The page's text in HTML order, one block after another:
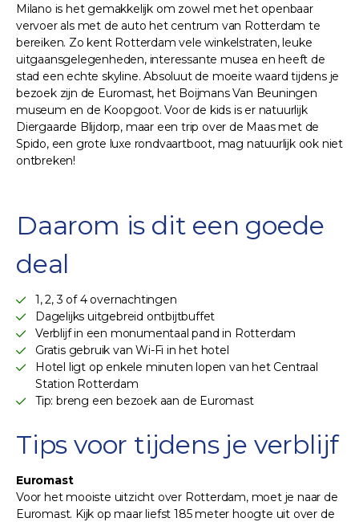
Milano is het gemakkelijk om zowel met het openbaar
vervoer als met de auto het centrum van Rotterdam te
bereiken. Zo kent Rotterdam vele winkelstraten, leuke
uitgaansgelegenheden, interessante musea en heeft de
stad een echte skyline. Absoluut de moeite waard tijdens je
bezoek zijn de Euromast, het Boijmans Van Beuningen
museum en de Koopgoot. Voor de kids is er natuurlijk
Diergaarde Blijdorp, maar een trip over de Maas met de
Spido, een grote luxe rondvaartboot, mag natuurlijk ook niet
ontbreken!
Daarom is dit een goede
deal
1, 2, 3 of 4 overnachtingen
Dagelijks uitgebreid ontbijtbuffet
Verblijf in een monumentaal pand in Rotterdam
Gratis gebruik van Wi-Fi in het hotel
Hotel ligt op enkele minuten lopen van het Centraal
Station Rotterdam
Tip: breng een bezoek aan de Euromast
Tips voor tijdens je verblijf
Euromast
Voor het mooiste uitzicht over Rotterdam, moet je naar de
Euromast. Kijk op maar liefst 185 meter hoogte uit over de